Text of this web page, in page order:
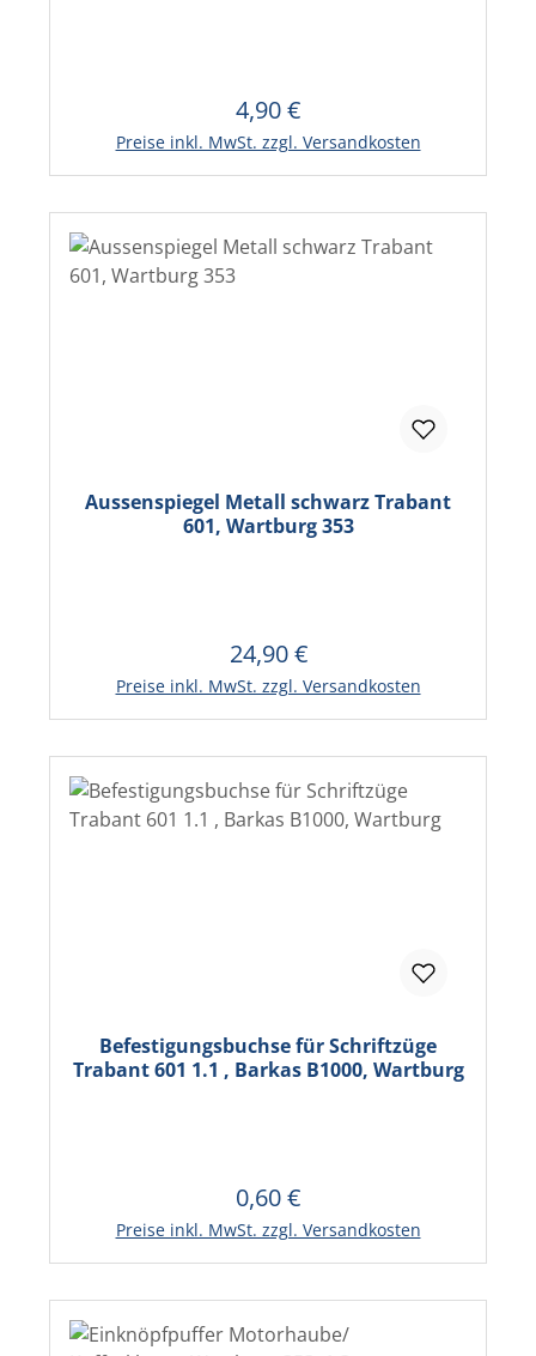
Regulärer Preis:
4,90 €
Preise inkl. MwSt. zzgl. Versandkosten
In den Warenkorb
Aussenspiegel Metall schwarz Trabant
601, Wartburg 353
Regulärer Preis:
24,90 €
Preise inkl. MwSt. zzgl. Versandkosten
Befestigungsbuchse für Schriftzüge
Trabant 601 1.1 , Barkas B1000, Wartburg
Regulärer Preis:
0,60 €
Preise inkl. MwSt. zzgl. Versandkosten
In den Warenkorb